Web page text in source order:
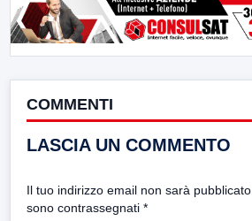
COMMENTI
LASCIA UN COMMENTO
Il tuo indirizzo email non sarà pubblicato.
sono contrassegnati *